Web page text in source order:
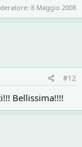
8 Maggio 2008
#12
Bellissima!!!!